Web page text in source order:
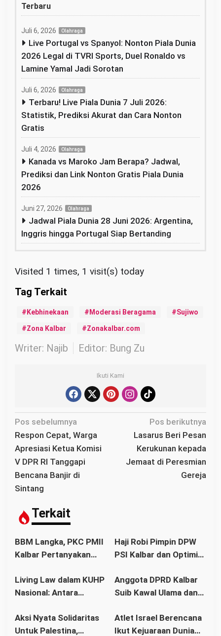
Terbaru
Juli 6, 2026 Olahraga
Live Portugal vs Spanyol: Nonton Piala Dunia
2026 Legal di TVRI Sports, Duel Ronaldo vs
Lamine Yamal Jadi Sorotan
Juli 6, 2026 Olahraga
Terbaru! Live Piala Dunia 7 Juli 2026:
Statistik, Prediksi Akurat dan Cara Nonton
Gratis
Juli 4, 2026 Olahraga
Kanada vs Maroko Jam Berapa? Jadwal,
Prediksi dan Link Nonton Gratis Piala Dunia
2026
Juni 27, 2026 Olahraga
Jadwal Piala Dunia 28 Juni 2026: Argentina,
Inggris hingga Portugal Siap Bertanding
Visited 1 times, 1 visit(s) today
Kebhinekaan Moderasi Beragama Sujiwo
Zona Kalbar Zonakalbar.com
Writer: Najib Editor: Bung Zu
Ikuti Kami
N
a
v
i
g
a
p
o
s
Pos sebelumnya
Respon Cepat, Warga
Apresiasi Ketua Komisi
V DPR RI Tanggapi
Bencana Banjir di
Sintang
Pos berikutnya
Lasarus Beri Pesan
Kerukunan kepada
Jemaat di Peresmian
Gereja
Terkait
BBM Langka, PKC PMII
Kalbar Pertanyakan
Terkait Stok BBM
Aman
Haji Robi Pimpin DPW
PSI Kalbar dan Optimis
Living Law dalam KUHP
Nasional: Antara
Legalitas
Anggota DPRD Kalbar
Suib Kawal Ulama dan
Aksi Nyata Solidaritas
Untuk Palestina,
Atlet Israel Berencana
Ikut Kejuaraan Dunia